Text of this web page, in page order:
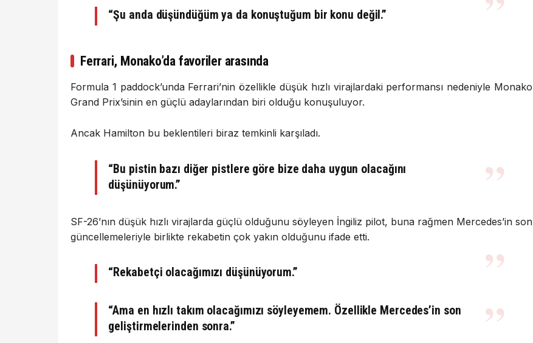
“Şu anda düşündüğüm ya da konuştuğum bir konu değil.”
Ferrari, Monako’da favoriler arasında
Formula 1 paddock’unda Ferrari’nin özellikle düşük hızlı virajlardaki performansı nedeniyle Monako
Grand Prix’sinin en güçlü adaylarından biri olduğu konuşuluyor.
Ancak Hamilton bu beklentileri biraz temkinli karşıladı.
“Bu pistin bazı diğer pistlere göre bize daha uygun olacağını
düşünüyorum.”
SF-26’nın düşük hızlı virajlarda güçlü olduğunu söyleyen İngiliz pilot, buna rağmen Mercedes’in son
güncellemeleriyle birlikte rekabetin çok yakın olduğunu ifade etti.
“Rekabetçi olacağımızı düşünüyorum.”
“Ama en hızlı takım olacağımızı söyleyemem. Özellikle Mercedes’in son
geliştirmelerinden sonra.”